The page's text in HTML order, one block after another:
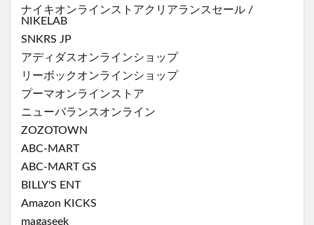
ナイキオンラインストアクリアランスセール /
NIKELAB
SNKRS JP
アディダスオンラインショップ
リーボックオンラインショップ
プーマオンラインストア
ニューバランスオンライン
ZOZOTOWN
ABC-MART
ABC-MART GS
BILLY'S ENT
Amazon KICKS
magaseek